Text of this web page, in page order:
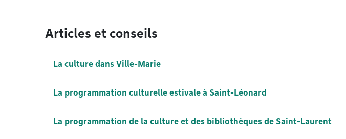
Articles et conseils
La culture dans Ville-Marie
La programmation culturelle estivale à Saint-Léonard
La programmation de la culture et des bibliothèques de Saint-Laurent